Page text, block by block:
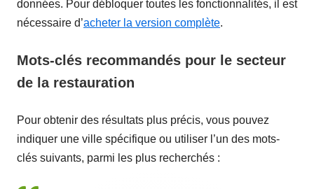
données. Pour débloquer toutes les fonctionnalités, il est
nécessaire d’acheter la version complète.
Mots-clés recommandés pour le secteur
de la restauration
Pour obtenir des résultats plus précis, vous pouvez
indiquer une ville spécifique ou utiliser l’un des mots-
clés suivants, parmi les plus recherchés :